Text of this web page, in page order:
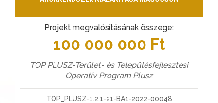
Projekt megvalósításának összege:
100 000 000 Ft
TOP PLUSZ-Terület- és Településfejlesztési
Operatív Program Plusz
TOP_PLUSZ-1.2.1-21-BA1-2022-00048